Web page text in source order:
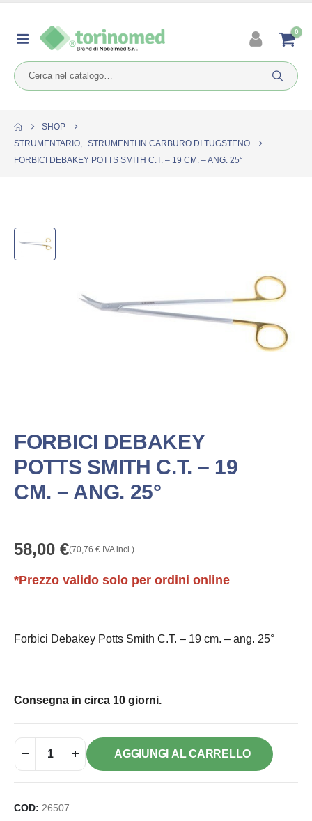
0
SHOP
STRUMENTARIO, STRUMENTI IN CARBURO DI TUGSTENO
FORBICI DEBAKEY POTTS SMITH C.T. – 19 CM. – ANG. 25°
FORBICI DEBAKEY
POTTS SMITH C.T. – 19
CM. – ANG. 25°
58,00 €(70,76 € IVA incl.)
*Prezzo valido solo per ordini online
Forbici Debakey Potts Smith C.T. – 19 cm. – ang. 25°
Consegna in circa 10 giorni.
AGGIUNGI AL CARRELLO
COD: 26507